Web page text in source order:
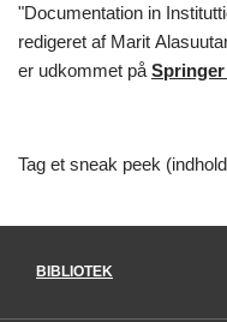
"Documentation in
redigeret af Marit
er udkommet på Springer
Tag et sneak peek
BIBLIOTEK